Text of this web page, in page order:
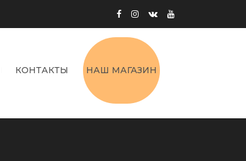
КОНТАКТЫ НАШ МАГАЗИН